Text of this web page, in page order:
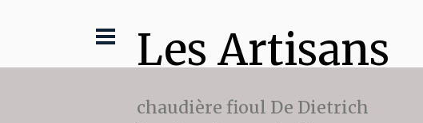
Les Artisans
chaudière fioul De Dietrich